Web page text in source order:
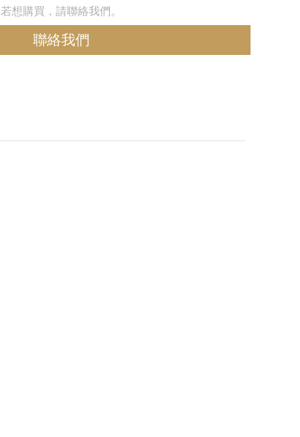
若想購買，請聯絡我們。
聯絡我們